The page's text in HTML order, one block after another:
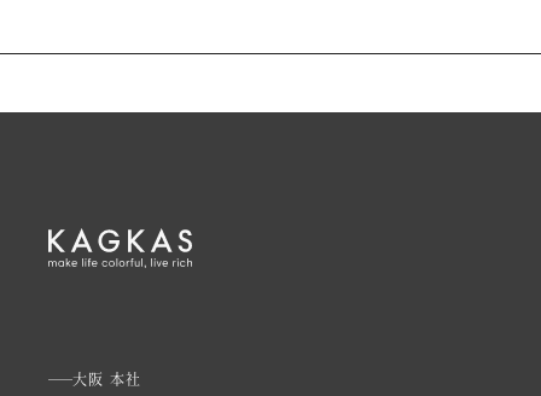
大阪 本社